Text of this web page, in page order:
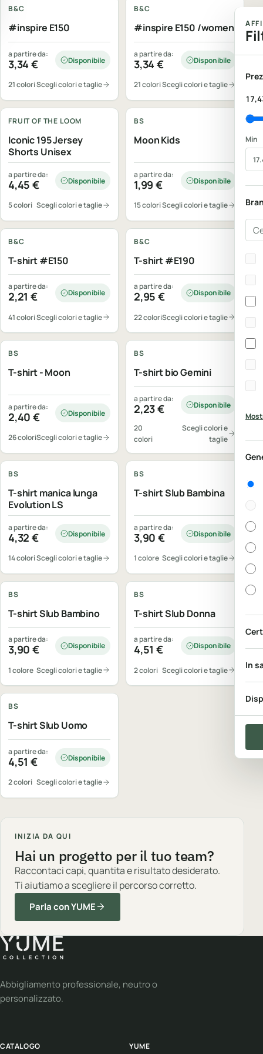
Min
In
B&C
#inspire E150
a partire da:
3,34€ Disponibile
21 coloriScegli colori e taglie
B&C
#inspire E150 /women
a partire da:
3,34€ Disponibile
21 coloriScegli colori e taglie
FRUIT OF THE LOOM
Iconic 195 Jersey
Shorts Unisex
a partire da:
4,45€ Disponibile
5 colori Scegli colori e taglie
BS
Moon Kids
a partire da:
1,99€ Disponibile
15 coloriScegli colori e taglie
B&C
T-shirt #E150
a partire da:
2,21€ Disponibile
41 coloriScegli colori e taglie
B&C
T-shirt #E190
a partire da:
2,95€ Disponibile
22 coloriScegli colori e taglie
BS
T-shirt - Moon
a partire da:
2,40€ Disponibile
26 coloriScegli colori e taglie
BS
T-shirt bio Gemini
a partire da:
2,23€ Disponibile
20
colori
Scegli colori e
taglie
BS
T-shirt manica lunga
Evolution LS
a partire da:
4,32€ Disponibile
14 coloriScegli colori e taglie
BS
T-shirt Slub Bambina
a partire da:
3,90€ Disponibile
1 colore Scegli colori e taglie
BS
T-shirt Slub Bambino
a partire da:
3,90€ Disponibile
1 colore Scegli colori e taglie
BS
T-shirt Slub Donna
a partire da:
4,51€ Disponibile
2 colori Scegli colori e taglie
BS
T-shirt Slub Uomo
a partire da:
4,51€ Disponibile
2 colori Scegli colori e taglie
INIZIA DA QUI
Hai un progetto per il tuo team?
Raccontaci capi, quantita e risultato desiderato.
Ti aiutiamo a scegliere il percorso corretto.
Parla con YUME
Abbigliamento professionale, neutro o
personalizzato.
CATALOGO YUME